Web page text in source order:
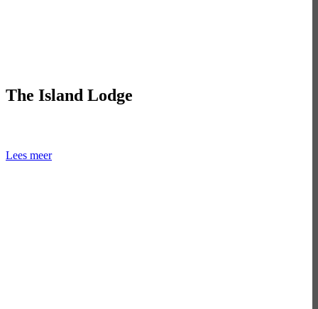
The Island Lodge
Lees meer